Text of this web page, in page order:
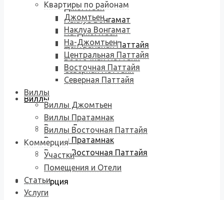
Джомтьен
Наклуа Вонгамат
На-Джомтьен
Центральная Паттайя
Восточная Паттайя
Северная Паттайя
Виллы
Виллы Джомтьен
Виллы Пратамнак
Виллы Восточная Паттайя
Коммерция
Квартиры по районам
Джомтьен
Наклуа Вонгамат
На-Джомтьен
Центральная Паттайя
Восточная Паттайя
Северная Паттайя
Виллы
Виллы Джомтьен
Виллы Пратамнак
Виллы Восточная Паттайя
Коммерция
Участки
Помещения и Отели
Статьи
Услуги